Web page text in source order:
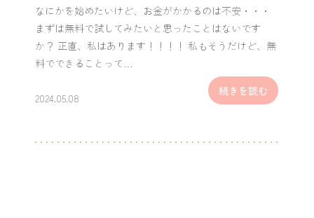
なにかを始めたいけど、お金がかかるのは不安・・・
まずは無料で試してみたいと思ったことはないです
か？ 正直、私はあります！！！！ 私もそうだけど、無
料でできることって…
2024.05.08
続きを読む